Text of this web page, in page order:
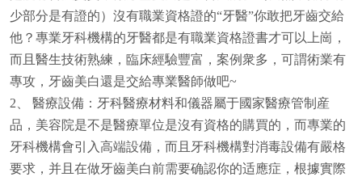
少部分是有證的）沒有職業資格證的“牙醫”你敢把牙齒交給
他？專業牙科機構的牙醫都是有職業資格證書才可以上崗，
而且醫生技術熟練，臨床經驗豐富，案例衆多，可謂術業有
專攻，牙齒美白還是交給專業醫師做吧~
2、 醫療設備：牙科醫療材料和儀器屬于國家醫療管制産
品，美容院是不是醫療單位是沒有資格的購買的，而專業的
牙科機構會引入高端設備，而且牙科機構對消毒設備有嚴格
要求，并且在做牙齒美白前需要确認你的适應症，根據實際